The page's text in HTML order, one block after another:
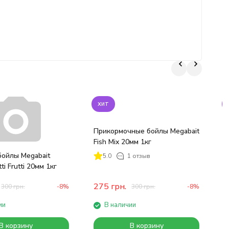
Megabait
Frutti 20мм 1кг
300грн. -8%
корзину
хит
Прикормочные бойлы Megabait
Fish Mix 20мм 1кг
5.0 1 отзыв
275 грн. 300грн. -8%
В наличии
В корзину